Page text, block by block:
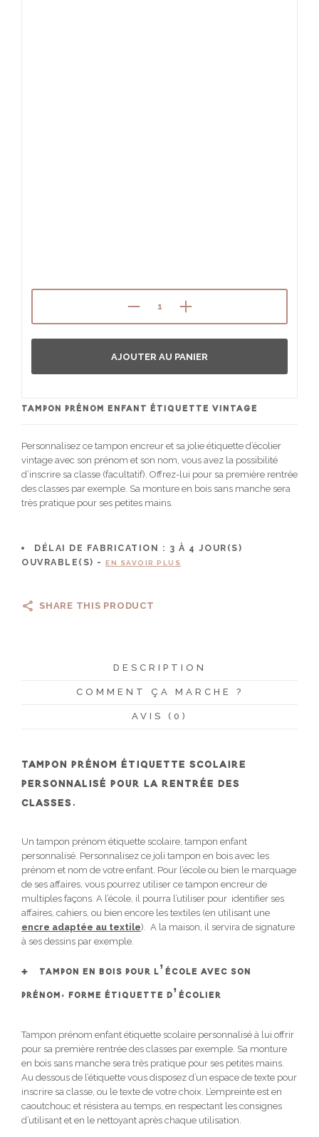
TAMPON PRÉNOM ENFANT ÉTIQUETTE VINTAGE
Personnalisez ce tampon encreur et sa jolie étiquette d’écolier
vintage avec son prénom et son nom, vous avez la possibilité
d’inscrire sa classe (facultatif). Offrez-lui pour sa première rentrée
des classes par exemple. Sa monture en bois sans manche sera
très pratique pour ses petites mains.
DÉLAI DE FABRICATION : 3 À 4 JOUR(S)
OUVRABLE(S) -
EN SAVOIR PLUS
AJOUTER AU PANIER
SHARE THIS PRODUCT
DESCRIPTION
COMMENT ÇA MARCHE ?
AVIS (0)
TAMPON PRÉNOM ÉTIQUETTE SCOLAIRE
PERSONNALISÉ POUR LA RENTRÉE DES
CLASSES.
Un tampon prénom étiquette scolaire, tampon enfant
personnalisé. Personnalisez ce joli tampon en bois avec les
prénom et nom de votre enfant. Pour l’école ou bien le marquage
de ses affaires, vous pourrez utiliser ce tampon encreur de
multiples façons. A l’école, il pourra l’utiliser pour identifier ses
affaires, cahiers, ou bien encore les textiles (en utilisant une
encre adaptée au textile). A la maison, il servira de signature
à ses dessins par exemple.
TAMPON EN BOIS POUR L’ÉCOLE AVEC SON
PRÉNOM, FORME ÉTIQUETTE D’ÉCOLIER
Tampon prénom enfant étiquette scolaire personnalisé à lui offrir
pour sa première rentrée des classes par exemple. Sa monture
en bois sans manche sera très pratique pour ses petites mains.
Au dessous de l’étiquette vous disposez d’un espace de texte pour
inscrire sa classe, ou le texte de votre choix. L’empreinte est en
caoutchouc et résistera au temps, en respectant les consignes
d’utilisant et en le nettoyant après chaque utilisation.